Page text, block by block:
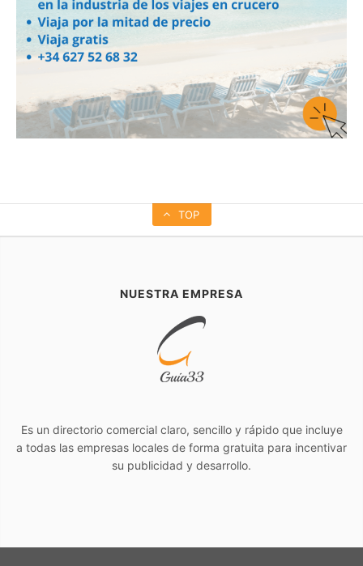
TOP
NUESTRA EMPRESA
Es un directorio comercial claro, sencillo y rápido que incluye
a todas las empresas locales de forma gratuita para incentivar
su publicidad y desarrollo.